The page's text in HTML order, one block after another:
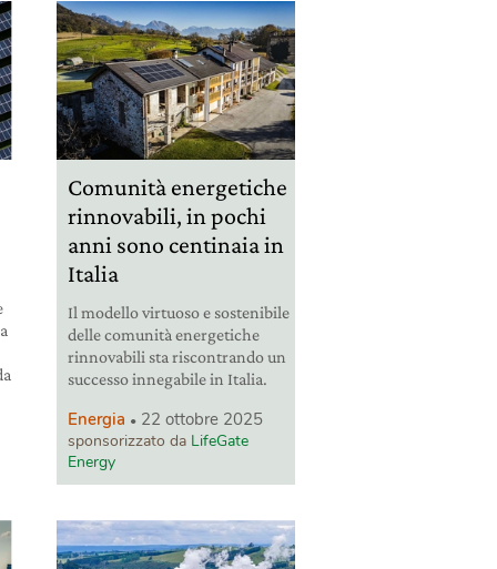
Comunità energetiche
rinnovabili, in pochi
anni sono centinaia in
Italia
Il modello virtuoso e sostenibile
delle comunità energetiche
rinnovabili sta riscontrando un
successo innegabile in Italia.
Energia 22 ottobre 2025
sponsorizzato da LifeGate
Energy